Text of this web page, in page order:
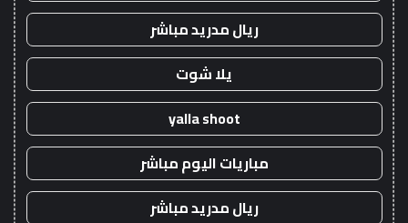
ريال مدريد مباشر
يلا شوت
yalla shoot
مباريات اليوم مباشر
ريال مدريد مباشر